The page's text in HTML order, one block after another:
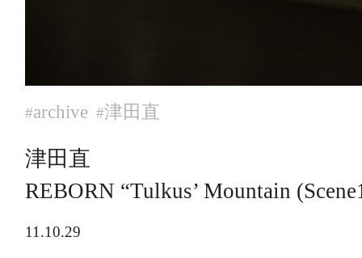
#archive #津田直
津田直
REBORN “Tulkus’ Mountain
11.10.29